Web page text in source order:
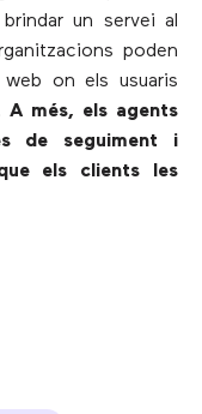
un servei al
poden
on els usuaris
A més, els agents
de seguiment i
els clients les